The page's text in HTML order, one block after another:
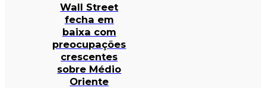
Wall Street
fecha em
baixa com
preocupações
crescentes
sobre Médio
Oriente